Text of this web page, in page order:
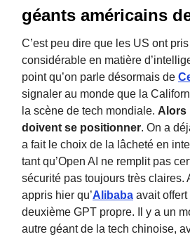
géants américains
C’est peu dire que les US ont
considérable en matière
point qu’on parle désormais de
signaler au monde que la
la scène de tech mondiale. Alors
doivent se positionner. On a
a fait le choix de la lâcheté en
tant qu’Open AI ne remplit pas
sécurité pas toujours très claires.
appris hier qu’Alibaba avait
deuxième GPT propre. Il y a un
autre géant de la tech chinoise,